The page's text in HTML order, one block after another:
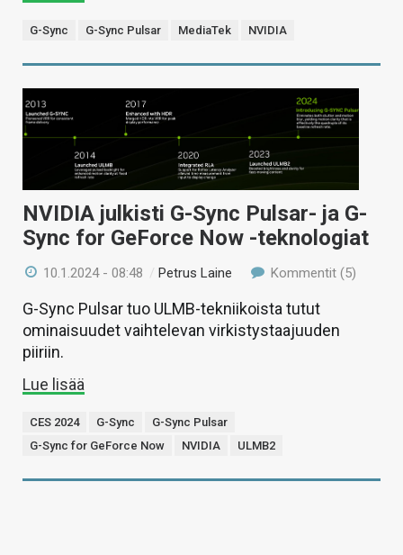
G-Sync G-Sync Pulsar MediaTek NVIDIA
NVIDIA julkisti G-Sync Pulsar- ja G-
Sync for GeForce Now -teknologiat
10.1.2024 - 08:48 /Petrus Laine Kommentit (5)
G-Sync Pulsar tuo ULMB-tekniikoista tutut
ominaisuudet vaihtelevan virkistystaajuuden
piiriin.
Lue lisää
CES 2024 G-Sync
G-Sync Pulsar
G-Sync for GeForce Now
NVIDIA ULMB2